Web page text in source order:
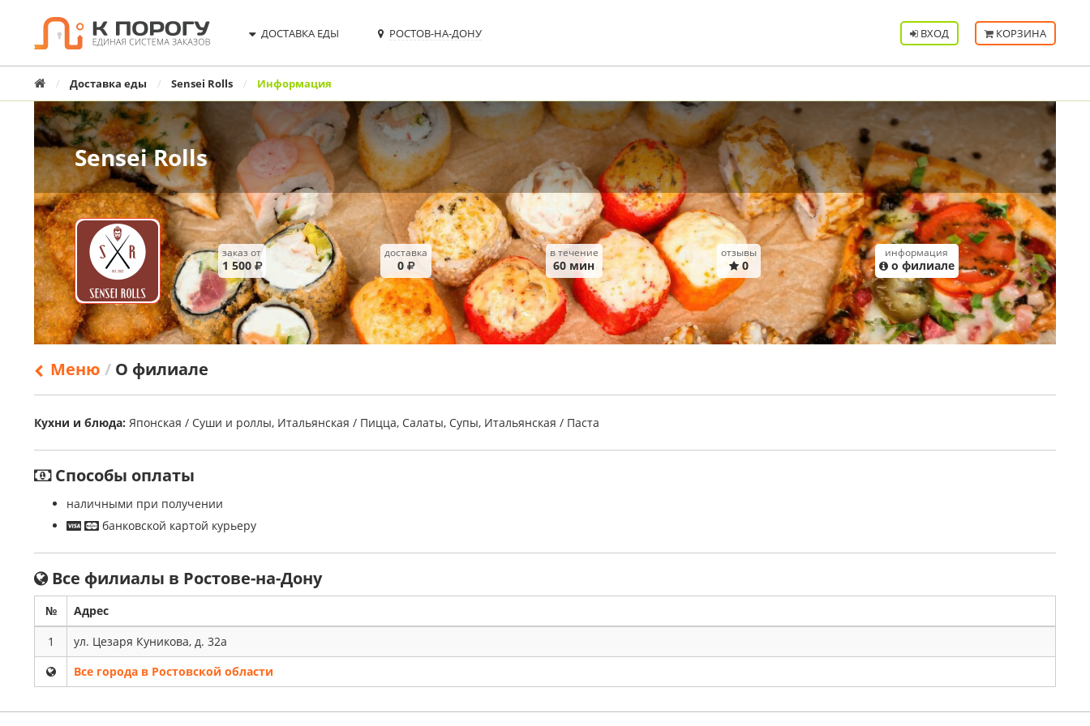
ДОСТАВКА ЕДЫ РОСТОВ-НА-ДОНУ КОРЗИНА
ВХОД
ГлавнаяДоставка еды Sensei Rolls Информация
Sensei Rolls
Условия
доставки
заказ от
1 500
доставка
0
в течение
60 мин
отзывы
0
информация
о филиале
Меню О филиале
Кухни и блюда: Японская / Суши и роллы, Итальянская / Пицца, Салаты, Супы, Итальянская / Паста
Способы оплаты
наличными при получении
банковской картой курьеру
Все филиалы в Ростове-на-Дону
№
Адрес
1
ул. Цезаря Куникова, д. 32а
Все города в Ростовской области